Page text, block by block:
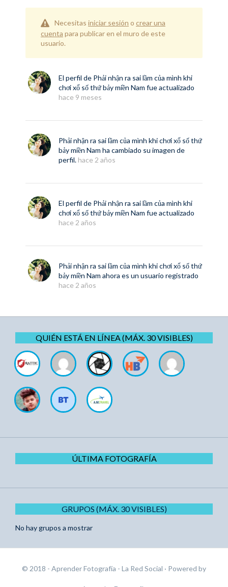
Necesitas iniciar sesión o crear una
cuenta para publicar en el muro de este
usuario.
El perfil de Phải nhận ra sai lầm của mình khi
chơi xổ số thứ bảy miền Nam fue actualizado
hace 9 meses
Phải nhận ra sai lầm của mình khi chơi xổ số thứ
bảy miền Nam ha cambiado su imagen de
perfil. hace 2 años
El perfil de Phải nhận ra sai lầm của mình khi
chơi xổ số thứ bảy miền Nam fue actualizado
hace 2 años
Phải nhận ra sai lầm của mình khi chơi xổ số thứ
bảy miền Nam ahora es un usuario registrado
hace 2 años
QUIÉN ESTÁ EN LÍNEA (MÁX. 30 VISIBLES)
ÚLTIMA FOTOGRAFÍA
GRUPOS (MÁX. 30 VISIBLES)
No hay grupos a mostrar
© 2018 - Aprender Fotografía - La Red Social · Powered by